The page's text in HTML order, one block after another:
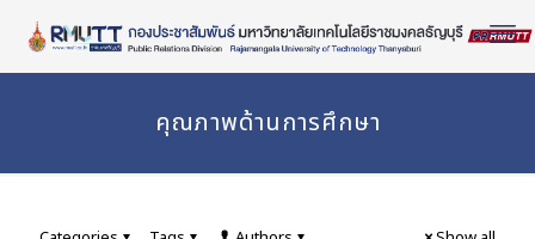
Content
คุณภาพด้านการศึกษา